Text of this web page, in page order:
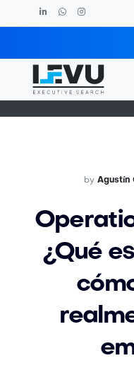
Blog post
by Agustín
¿Qué